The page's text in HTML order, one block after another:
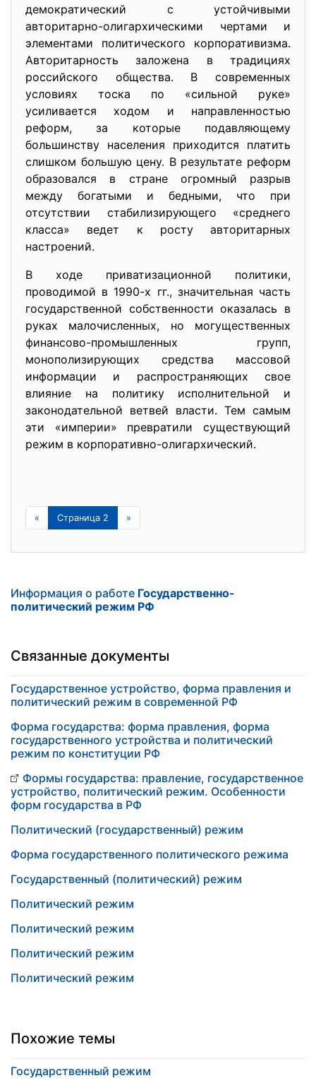
демократический с устойчивыми
авторитарно-олигархическими чертами и
элементами политического корпоративизма.
Авторитарность заложена в традициях
российского общества. В современных
условиях тоска по «сильной руке»
усиливается ходом и направленностью
реформ, за которые подавляющему
большинству населения приходится платить
слишком большую цену. В результате реформ
образовался в стране огромный разрыв
между богатыми и бедными, что при
отсутствии стабилизирующего «среднего
класса» ведет к росту авторитарных
настроений.
В ходе приватизационной политики,
проводимой в 1990-х гг., значительная часть
государственной собственности оказалась в
руках малочисленных, но могущественных
финансово-промышленных групп,
монополизирующих средства массовой
информации и распространяющих свое
влияние на политику исполнительной и
законодательной ветвей власти. Тем самым
эти «империи» превратили существующий
режим в корпоративно-олигархический.
« Страница 2 »
Информация о работе Государственно-
политический режим РФ
Связанные документы
Государственное устройство, форма правления и
политический режим в современной РФ
Форма государства: форма правления, форма
государственного устройства и политический
режим по конституции РФ
Формы государства: правление, государственное
устройство, политический режим. Особенности
форм государства в РФ
Политический (государственный) режим
Форма государственного политического режима
Государственный (политический) режим
Политический режим
Политический режим
Политический режим
Политический режим
Похожие темы
Государственный режим